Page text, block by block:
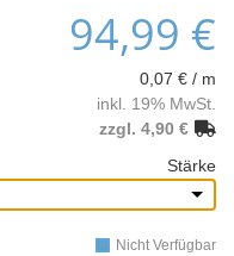
94,99 €
0,07 € / m
inkl. 19% MwSt.
zzgl. 4,90 €
Stärke
Nicht Verfügbar